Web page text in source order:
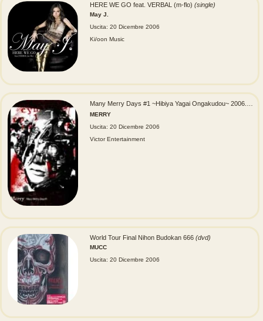
HERE WE GO feat. VERBAL (m-flo) (single)
May J.
Uscita: 20 Dicembre 2006
Ki/oon Music
MERRY
Uscita: 20 Dicembre 2006
Victor Entertainment
World Tour Final Nihon Budokan 666 (dvd)
MUCC
Uscita: 20 Dicembre 2006